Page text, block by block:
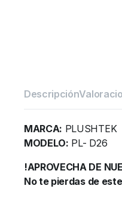
Descripción
MARCA: PLUSHTEK
MODELO: PL- D26
!APROVECHA DE
No te pierdas de